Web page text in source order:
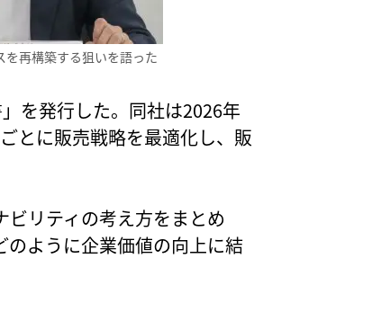
を再構築する狙いを語った
を発行した。同社は2026年
とに販売戦略を最適化し、販
リティの考え方をまとめ
ように企業価値の向上に結